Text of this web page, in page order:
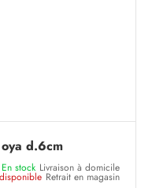
d.6cm
En stock Livraison à domicile
Retrait en magasin